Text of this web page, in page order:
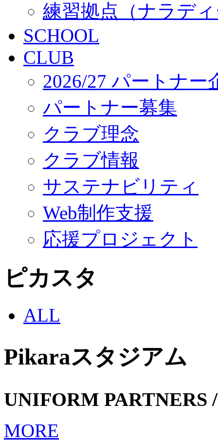
練習拠点（ナラデ
SCHOOL
CLUB
2026/27 パートナー
パートナー募集
クラブ理念
クラブ情報
サステナビリティ
Web制作支援
応援プロジェクト
ピカスタ
ALL
Pikaraスタジアム
UNIFORM PARTNERS
MORE